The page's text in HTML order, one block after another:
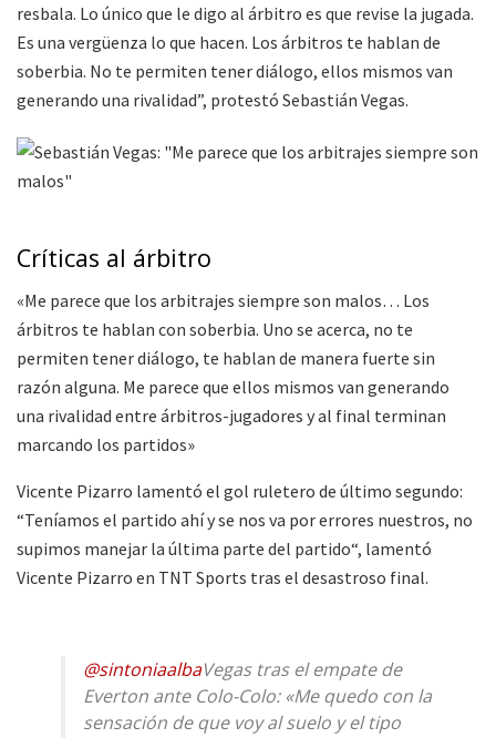
resbala. Lo único que le digo al árbitro es que revise la jugada.
Es una vergüenza lo que hacen. Los árbitros te hablan de
soberbia. No te permiten tener diálogo, ellos mismos van
generando una rivalidad”, protestó Sebastián Vegas.
Críticas al árbitro
«Me parece que los arbitrajes siempre son malos… Los
árbitros te hablan con soberbia. Uno se acerca, no te
permiten tener diálogo, te hablan de manera fuerte sin
razón alguna. Me parece que ellos mismos van generando
una rivalidad entre árbitros-jugadores y al final terminan
marcando los partidos»
Vicente Pizarro lamentó el gol ruletero de último segundo:
“Teníamos el partido ahí y se nos va por errores nuestros, no
supimos manejar la última parte del partido“, lamentó
Vicente Pizarro en TNT Sports tras el desastroso final.
@sintoniaalbaVegas tras el empate de
Everton ante Colo-Colo: «Me quedo con la
sensación de que voy al suelo y el tipo